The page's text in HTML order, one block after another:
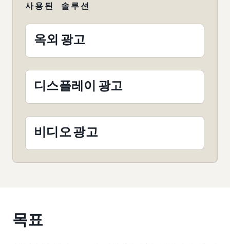
사용된 솔루션
옥외 광고
디스플레이 광고
비디오 광고
목표